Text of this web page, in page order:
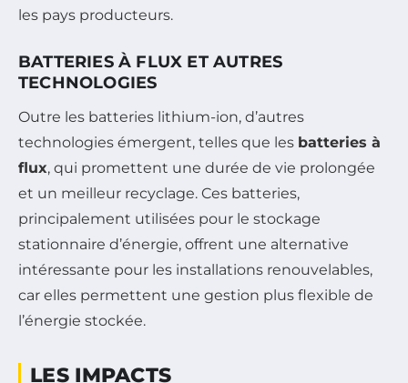
les pays producteurs.
BATTERIES À FLUX ET AUTRES
TECHNOLOGIES
Outre les batteries lithium-ion, d’autres
technologies émergent, telles que les batteries à
flux, qui promettent une durée de vie prolongée
et un meilleur recyclage. Ces batteries,
principalement utilisées pour le stockage
stationnaire d’énergie, offrent une alternative
intéressante pour les installations renouvelables,
car elles permettent une gestion plus flexible de
l’énergie stockée.
LES IMPACTS